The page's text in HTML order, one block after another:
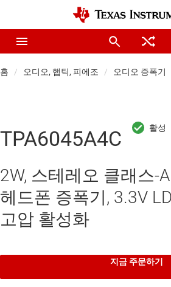
홈 오디오, 햅틱, 피에조 오디오 증폭기
TPA6045A4C
2W, 스테레오 클래스-
헤드폰 증폭기, 3.3V
고압 활성화
지금 주문하기